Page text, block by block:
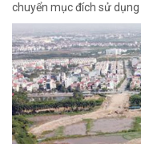
chuyển mục đích sử dụng